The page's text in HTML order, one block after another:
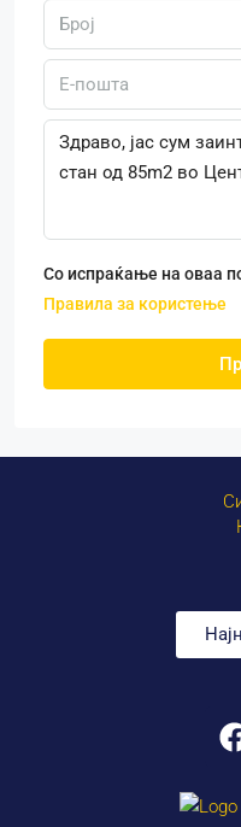
Со испраќање на оваа
Правила за користење